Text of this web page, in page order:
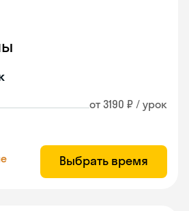
от 3190 ₽ / урок
Выбрать время